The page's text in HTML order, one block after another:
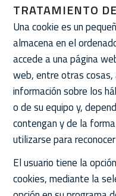
TRATAMIENTO
Una cookie es un
almacena en el
accede a una página
web, entre otras cosas,
información sobre los
o de su equipo y,
contengan y de la
utilizarse para
El usuario tiene la
cookies, mediante la